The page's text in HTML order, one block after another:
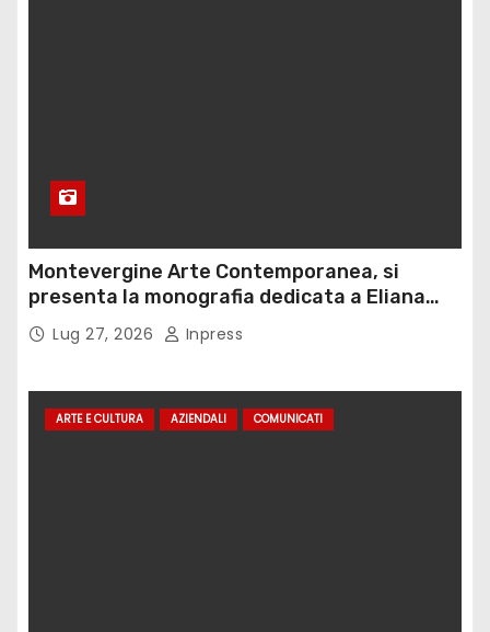
Montevergine Arte Contemporanea, si
presenta la monografia dedicata a Eliana
Adorno
Lug 27, 2026 Inpress
ARTE E CULTURA AZIENDALI COMUNICATI